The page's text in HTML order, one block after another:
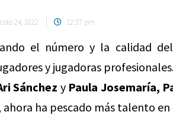
24, 2022 12:37 pm
el número y la calidad
y jugadoras
Sánchez y Paula Josemaría,
ha pescado más talento